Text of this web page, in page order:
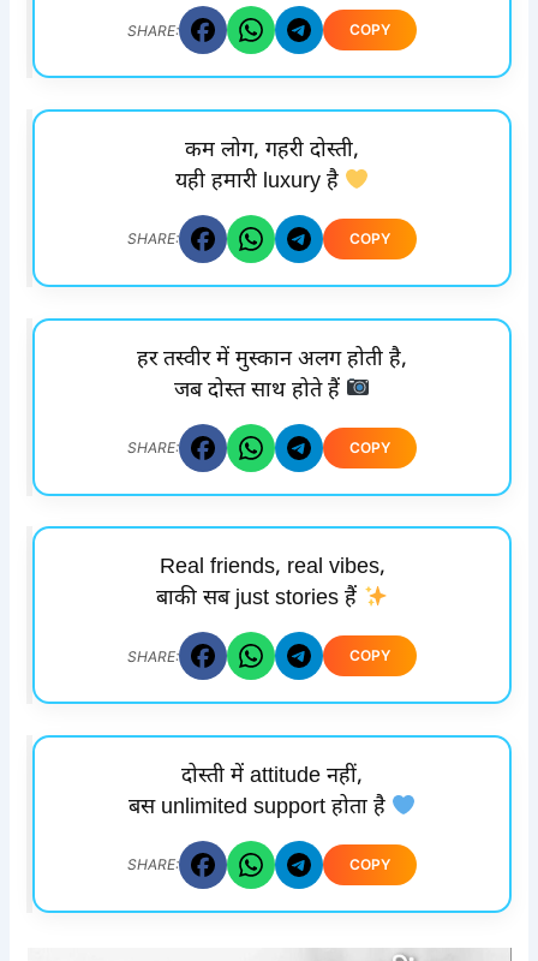
SHARE: COPY
कम लोग, गहरी दोस्ती,
यही हमारी luxury है
SHARE: COPY
हर तस्वीर में मुस्कान अलग होती है,
जब दोस्त साथ होते हैं
SHARE: COPY
Real friends, real vibes,
बाकी सब just stories हैं
SHARE: COPY
दोस्ती में attitude नहीं,
बस unlimited support होता है
SHARE: COPY